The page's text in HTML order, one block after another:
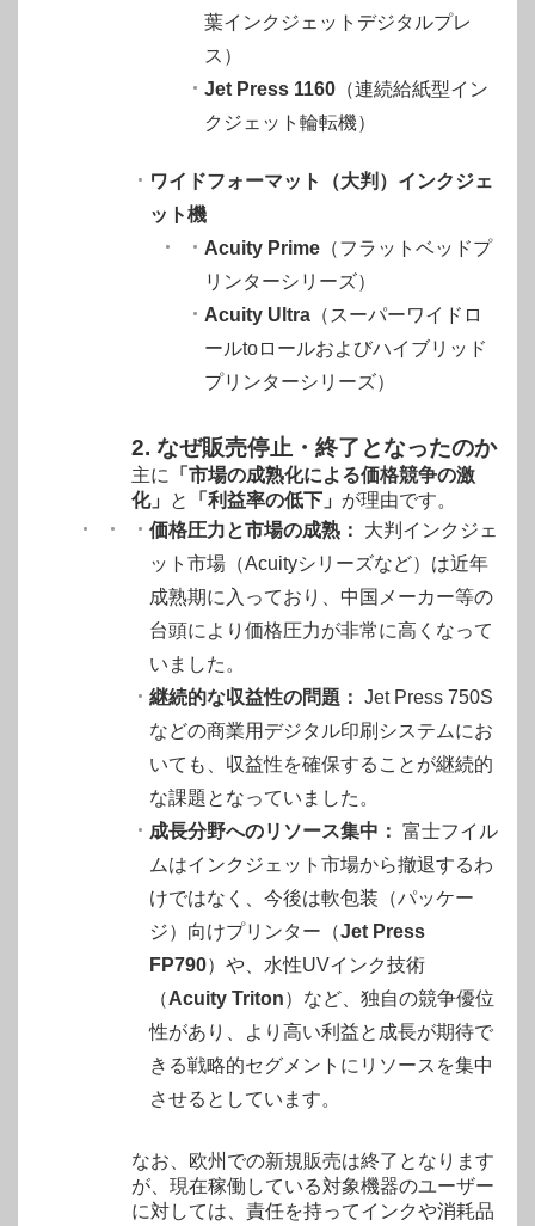
葉インクジェットデジタルプレ
ス）
Jet Press 1160 （連続給紙型イン
クジェット輪転機）
ワイドフォーマット（大判）インクジェ
ット機
Acuity Prime （フラットベッドプ
リンターシリーズ）
Acuity Ultra （スーパーワイドロ
ールtoロールおよびハイブリッド
プリンターシリーズ）
2. なぜ販売停止・終了となったのか
主に
「市場の成熟化による価格競争の激
化」
と 「利益率の低下」 が理由です。
価格圧力と市場の成熟：
大判インクジェ
ット市場（Acuityシリーズなど）は近年
成熟期に入っており、中国メーカー等の
台頭により価格圧力が非常に高くなって
いました。
継続的な収益性の問題： Jet Press 750S
などの商業用デジタル印刷システムにお
いても、収益性を確保することが継続的
な課題となっていました。
成長分野へのリソース集中： 富士フイル
ムはインクジェット市場から撤退するわ
けではなく、今後は軟包装（パッケー
ジ）向けプリンター（Jet Press
FP790）や、水性UVインク技術
（Acuity Triton）など、独自の競争優位
性があり、より高い利益と成長が期待で
きる戦略的セグメントにリソースを集中
させるとしています。
なお、欧州での新規販売は終了となります
が、現在稼働している対象機器のユーザー
に対しては、責任を持ってインクや消耗品